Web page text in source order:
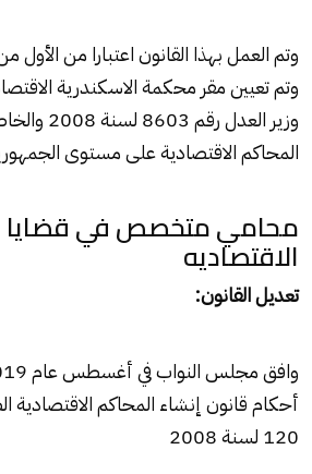
وتم تعيين مقر محكمة الاسكندرية
وزير العدل
المحاكم الاقتصادية على مستوى
محامي متخصص في قضايا
الاقتصاديه
تعديل القانون:
أحكام قانون إنشاء المحاكم الاقتصادية
120 لسنة 2008